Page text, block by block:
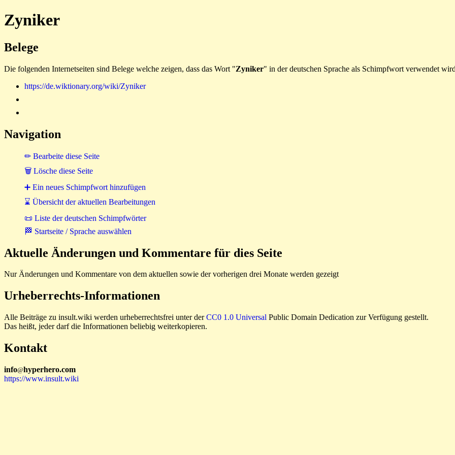
Zyniker
Belege
Die folgenden Internetseiten sind Belege welche zeigen, dass das Wort "Zyniker" in der deutschen Sprache als Schimpfwort verwendet
https://de.wiktionary.org/wiki/Zyniker
Navigation
✏ Bearbeite diese Seite
🗑 Lösche diese Seite
➕ Ein neues Schimpfwort hinzufügen
⌛ Übersicht der aktuellen Bearbeitungen
📜 Liste der deutschen Schimpfwörter
🏁 Startseite / Sprache auswählen
Aktuelle Änderungen und Kommentare für dies Seite
Nur Änderungen und Kommentare von dem aktuellen sowie der vorherigen drei Monate werden gezeigt
Urheberrechts-Informationen
Alle Beiträge zu insult.wiki werden urheberrechtsfrei unter derCC0 1.0 Universal Public Domain Dedication zur Verfügung gestellt.
Das heißt, jeder darf die Informationen beliebig weiterkopieren.
Kontakt
info@hyperhero.com
https://www.insult.wiki